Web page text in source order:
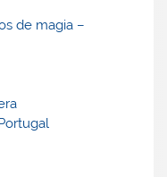
de magia –